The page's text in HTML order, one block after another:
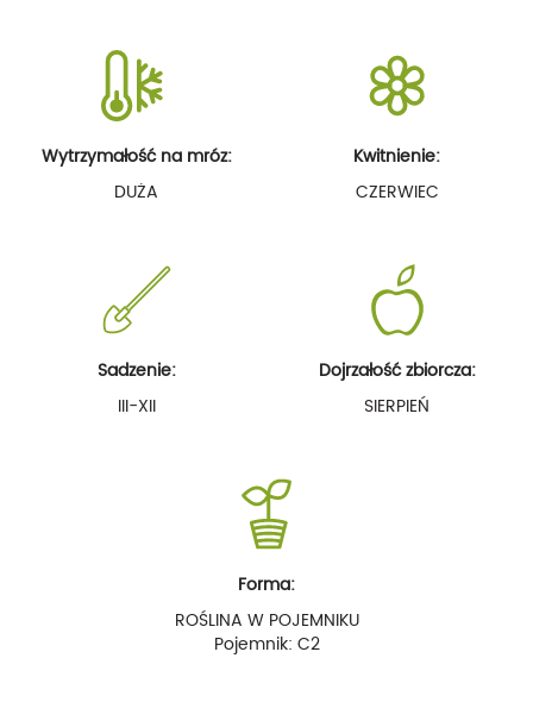
Wytrzymałość na mróz:
DUŻA
Kwitnienie:
CZERWIEC
Sadzenie:
III-XII
Dojrzałość zbiorcza:
SIERPIEŃ
Forma:
ROŚLINA W POJEMNIKU
Pojemnik: C2